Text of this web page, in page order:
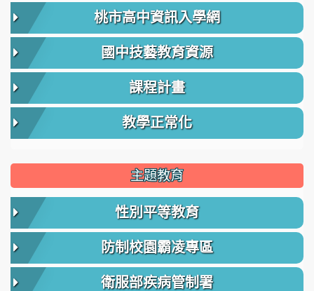
桃市高中資訊入學網
國中技藝教育資源
課程計畫
教學正常化
主題教育
性別平等教育
防制校園霸凌專區
衛服部疾病管制署